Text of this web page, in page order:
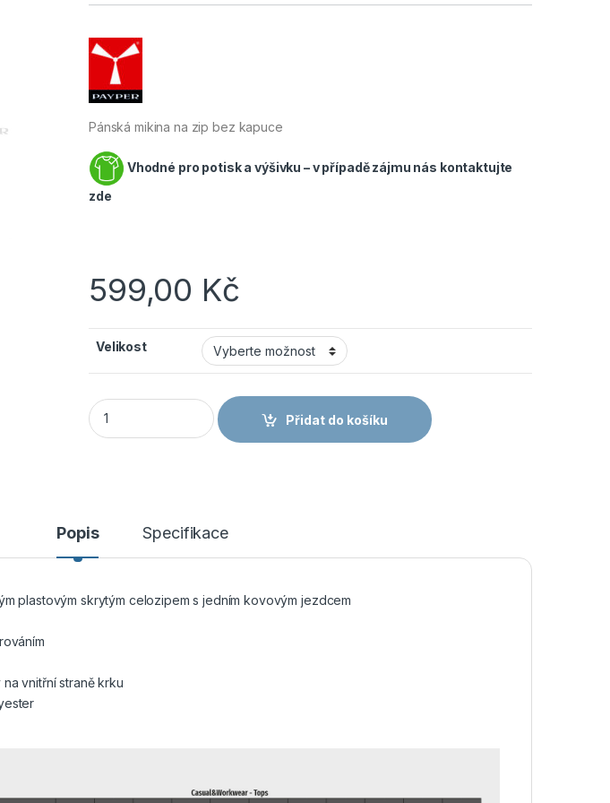
Pánská mikina na zip bez kapuce
Vhodné pro potisk a výšivku – v případě zájmu nás kontaktujte
zde
599,00 Kč
Velikost
PayPer Houston Pánská mikina černá množství
Přidat do košíku
Popis Specifikace
plastovým skrytým celozipem s jedním kovovým jezdcem
vnitřní straně krku